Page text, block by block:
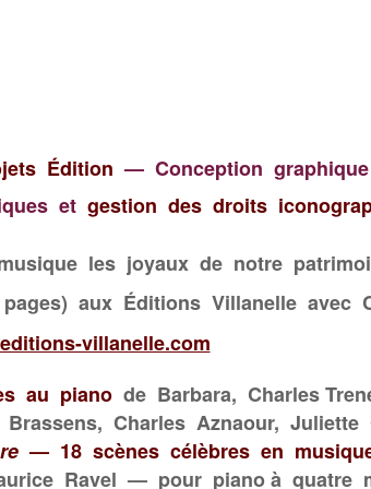
Édition— Conception graphique
et gestion des droits
les joyaux de notre
aux Éditions Villanelle avec
editions-villanelle.com
au piano de Barbara, Charles
Charles Aznaour,
— 18 scènes célèbres en
Ravel —pour piano à quatre